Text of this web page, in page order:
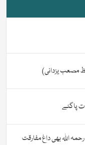
مصعب یزدانی)
پاگئے
اللہ بھی داغ مفارقت